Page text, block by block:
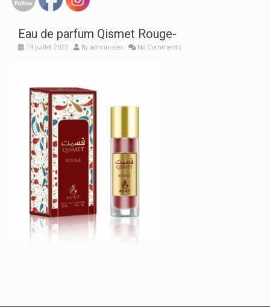
Eau de parfum Qismet Rouge-
14 juillet 2025 By admin-alex No Comments